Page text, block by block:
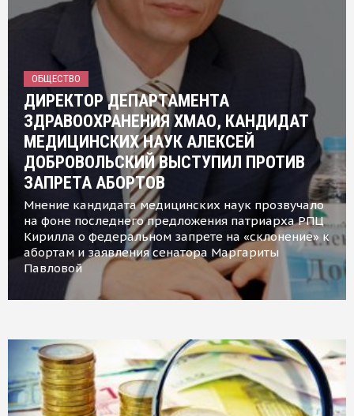
ОБЩЕСТВО
ДИРЕКТОР ДЕПАРТАМЕНТА
ЗДРАВООХРАНЕНИЯ ХМАО, КАНДИДАТ
МЕДИЦИНСКИХ НАУК АЛЕКСЕЙ
ДОБРОВОЛЬСКИЙ ВЫСТУПИЛ ПРОТИВ
ЗАПРЕТА АБОРТОВ
Мнение кандидата медицинских наук прозвучало
на фоне последнего предложения патриарха РПЦ
Кирилла о федеральном запрете на «склонение» к
абортам и заявления сенатора Маргариты
Павловой